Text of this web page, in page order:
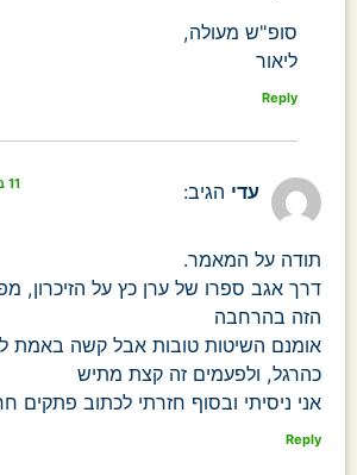
סופ"ש מעולה,
ליאור
Reply
עדי הגיב: 11 במאי 2013 בשעה 18:50
תודה על המאמר.
דרך אגב ספרו של ערן כץ על הזיכרון,
הזה בהרחבה
אומנם השיטות טובות אבל קשה באמת
כהרגל, ולפעמים זה קצת מתיש
אני ניסיתי ובסוף חזרתי לכתוב פתקים
Reply